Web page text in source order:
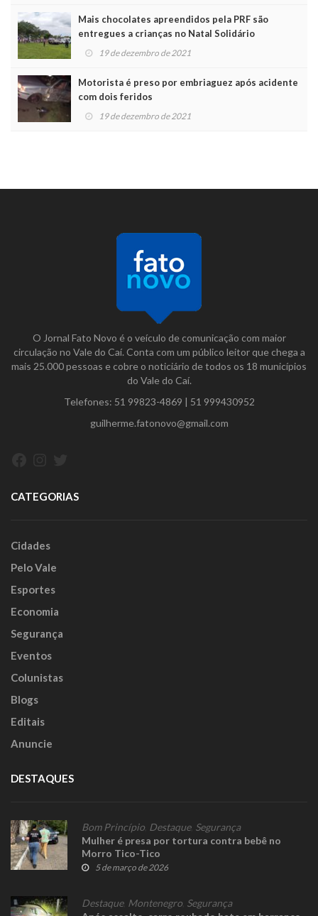
Mais chocolates apreendidos pela PRF são
entregues a crianças no Natal Solidário
19 de dezembro de 2021
Motorista é preso por embriaguez após acidente
com dois feridos
19 de dezembro de 2021
O Jornal Fato Novo é o veículo de comunicação com maior
circulação no Vale do Caí. Conta com um público leitor que chega a
mais 25.000 pessoas e cobre o noticiário de todos os 18 municípios
do Vale do Caí.
Telefones: 51 99823-4869 | 51 999430952
guilherme.fatonovo@gmail.com
CATEGORIAS
Cidades
Pelo Vale
Esportes
Economia
Segurança
Eventos
Colunistas
Blogs
Editais
Anuncie
DESTAQUES
Bom Princípio Destaque, Segurança
Mulher é presa por tortura contra bebê no
Morro Tico-Tico
5 de março de 2026
Destaque, Montenegro Segurança